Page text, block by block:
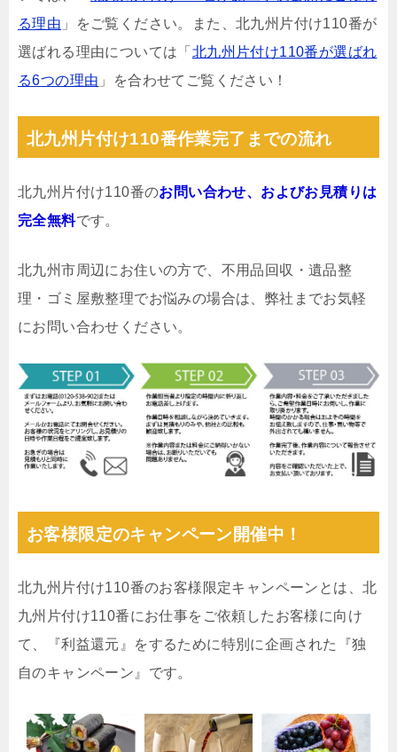
る理由 」をご覧ください。また、北九州片付け110番が
選ばれる理由については「 北九州片付け110番が選ばれ
る6つの理由 」を合わせてご覧ください！
北九州片付け110番作業完了までの流れ
北九州片付け110番のお問い合わせ、およびお見積りは
完全無料です。
北九州市周辺にお住いの方で、不用品回収・遺品整
理・ゴミ屋敷整理でお悩みの場合は、弊社までお気軽
にお問い合わせください。
お客様限定のキャンペーン開催中！
北九州片付け110番のお客様限定キャンペーンとは、北
九州片付け110番にお仕事をご依頼したお客様に向け
て、『利益還元』をするために特別に企画された『独
自のキャンペーン』です。